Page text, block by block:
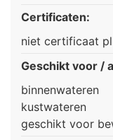
Certificaten:
niet certificaat
Geschikt voor /
binnenwateren
kustwateren
geschikt voor